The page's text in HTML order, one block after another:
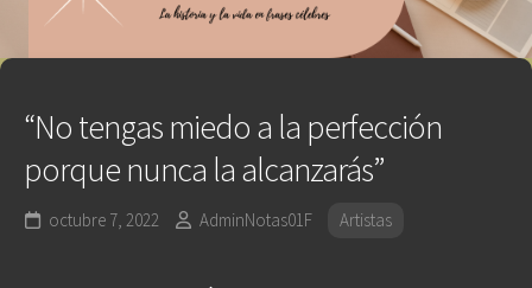
“No tengas miedo a la perfección
porque nunca la alcanzarás”
octubre 7, 2022 AdminNotas01F Artistas